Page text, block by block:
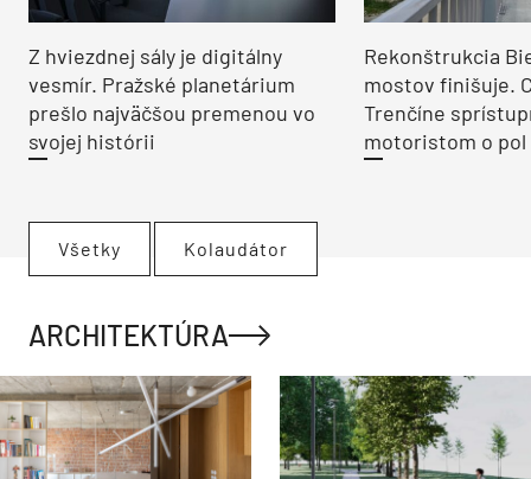
Z hviezdnej sály je digitálny
vesmír. Pražské planetárium
prešlo najväčšou premenou vo
svojej histórii
Rekonštrukcia
mostov finišuje.
Trenčíne
motoristom o pol
Všetky Kolaudátor
ARCHITEKTÚRA